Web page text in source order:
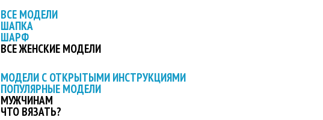
ВСЕ МОДЕЛИ
ШАПКА
ШАРФ
ВСЕ ЖЕНСКИЕ МОДЕЛИ
МОДЕЛИ С ОТКРЫТЫМИ ИНСТРУКЦИЯМИ
ПОПУЛЯРНЫЕ МОДЕЛИ
МУЖЧИНАМ
ЧТО ВЯЗАТЬ?